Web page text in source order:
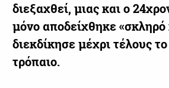
διεξαχθεί, μιας και ο
μόνο αποδείχθηκε «σκληρό
διεκδίκησε μέχρι τέλους
τρόπαιο.